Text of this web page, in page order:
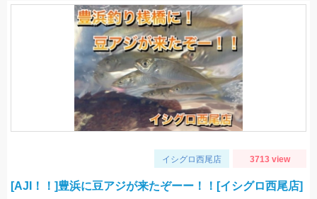
イシグロ西尾店 3713 view
[AJI！！]豊浜に豆アジが来たぞーー！！[イシグロ西尾店]